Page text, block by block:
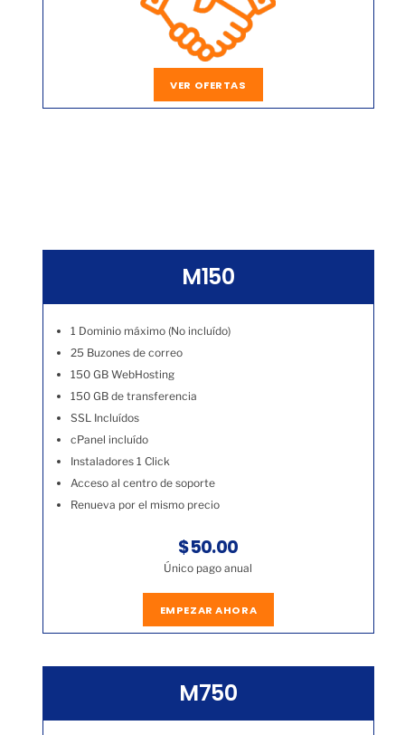
VER OFERTAS
M150
1 Dominio máximo (No incluído)
25 Buzones de correo
150 GB WebHosting
150 GB de transferencia
SSL Incluídos
cPanel incluído
Instaladores 1 Click
Acceso al centro de soporte
Renueva por el mismo precio
$50.00
Único pago anual
EMPEZAR AHORA
M750